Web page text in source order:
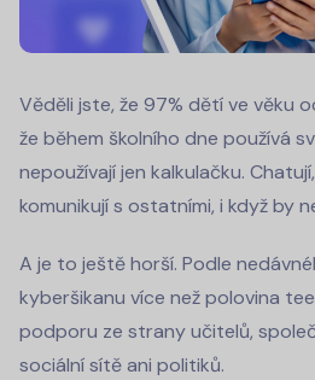
Věděli jste, že 97% dětí ve věku
že během školního dne používá
nepoužívají jen kalkulačku.
komunikují s ostatními, i když by
A je to ještě horší. Podle
kyberšikanu více než polovina
podporu ze strany učitelů,
sociální sítě ani politiků.